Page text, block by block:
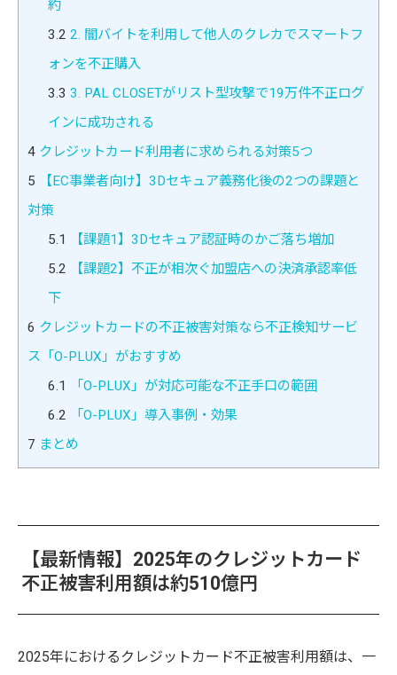
約
3.2 2. 闇バイトを利用して他人のクレカでスマートフ
ォンを不正購入
3.3 3. PAL CLOSETがリスト型攻撃で19万件不正ログ
インに成功される
4 クレジットカード利用者に求められる対策5つ
5 【EC事業者向け】3Dセキュア義務化後の2つの課題と
対策
5.1
【課題1】3Dセキュア認証時のかご落ち増加
5.2 【課題2】不正が相次ぐ加盟店への決済承認率低
下
6 クレジットカードの不正被害対策なら不正検知サービ
ス「O-PLUX」がおすすめ
6.1
「O-PLUX」が対応可能な不正手口の範囲
6.2 「O-PLUX」導入事例・効果
7 まとめ
【最新情報】2025年のクレジットカード
不正被害利用額は約510億円
2025年におけるクレジットカード不正被害利用額は、一